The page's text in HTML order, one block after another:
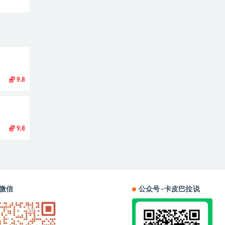
9.8
9.8
信 公众号–卡皮巴拉说